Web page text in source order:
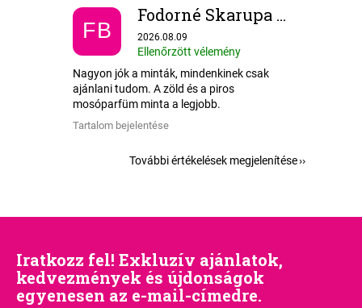
FB
Fodorné Skarupa Borbála
Az áruház értékelése 5-ből 5 csillag.
2026.08.09
Ellenőrzött vélemény
Nagyon jók a minták, mindenkinek csak
ajánlani tudom. A zöld és a piros
mosóparfüm minta a legjobb.
Tartalom bejelentése
További értékelések megjelenítése
Iratkozz fel! Exkluzív ajánlatok,
kedvezmények és újdonságok
egyenesen az e-mail-címedre.